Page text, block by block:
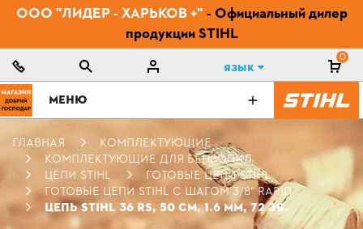
ООО "ЛИДЕР - ХАРЬКОВ +" - Официальный дилер
продукции STIHL
Язык
0
МЕНЮ
ГЛАВНАЯ
КОМПЛЕКТУЮЩИЕ
КОМПЛЕКТУЮЩИЕ ДЛЯ БЕНЗОПИЛ
ЦЕПИ STIHL
ГОТОВЫЕ ЦЕПИ STIHL
ГОТОВЫЕ ЦЕПИ STIHL С ШАГОМ 3/8" RAPID
ЦЕПЬ STIHL 36 RS, 50 СМ, 1.6 ММ, 72 ЗВ.